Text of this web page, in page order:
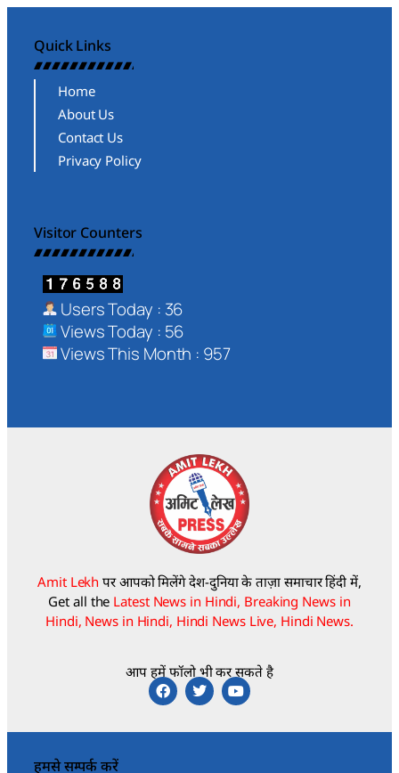
Quick Links
Home
About Us
Contact Us
Privacy Policy
Visitor Counters
Users Today : 36
Views Today : 56
Views This Month : 957
Amit Lekh पर आपको मिलेंगे देश-दुनिया के ताज़ा समाचार हिंदी में,
Get all the Latest News in Hindi, Breaking News in
Hindi, News in Hindi, Hindi News Live, Hindi News.
आप हमें फॉलो भी कर सकते है
हमसे सम्पर्क करें